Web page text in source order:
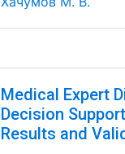
Medical Expert
Decision
Results and